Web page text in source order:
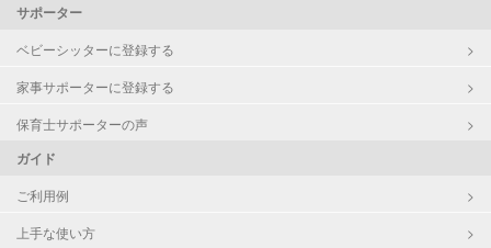
サポーター
ベビーシッターに登録する
家事サポーターに登録する
保育士サポーターの声
ガイド
ご利用例
上手な使い方